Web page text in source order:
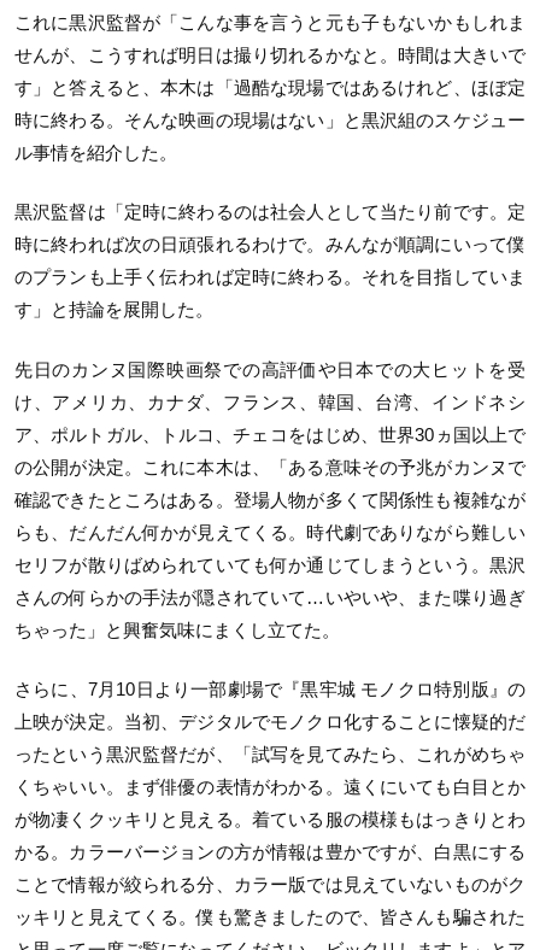
これに黒沢監督が「こんな事を言うと元も子もないかもしれま
せんが、こうすれば明日は撮り切れるかなと。時間は大きいで
す」と答えると、本木は「過酷な現場ではあるけれど、ほぼ定
時に終わる。そんな映画の現場はない」と黒沢組のスケジュー
ル事情を紹介した。
黒沢監督は「定時に終わるのは社会人として当たり前です。定
時に終われば次の日頑張れるわけで。みんなが順調にいって僕
のプランも上手く伝われば定時に終わる。それを目指していま
す」と持論を展開した。
先日のカンヌ国際映画祭での高評価や日本での大ヒットを受
け、アメリカ、カナダ、フランス、韓国、台湾、インドネシ
ア、ポルトガル、トルコ、チェコをはじめ、世界30ヵ国以上で
の公開が決定。これに本木は、「ある意味その予兆がカンヌで
確認できたところはある。登場人物が多くて関係性も複雑なが
らも、だんだん何かが見えてくる。時代劇でありながら難しい
セリフが散りばめられていても何か通じてしまうという。黒沢
さんの何らかの手法が隠されていて…いやいや、また喋り過ぎ
ちゃった」と興奮気味にまくし立てた。
さらに、7月10日より一部劇場で『黒牢城 モノクロ特別版』の
上映が決定。当初、デジタルでモノクロ化することに懐疑的だ
ったという黒沢監督だが、「試写を見てみたら、これがめちゃ
くちゃいい。まず俳優の表情がわかる。遠くにいても白目とか
が物凄くクッキリと見える。着ている服の模様もはっきりとわ
かる。カラーバージョンの方が情報は豊かですが、白黒にする
ことで情報が絞られる分、カラー版では見えていないものがク
ッキリと見えてくる。僕も驚きましたので、皆さんも騙された